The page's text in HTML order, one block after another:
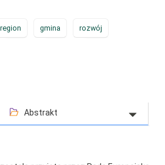
region gmina rozwój
Abstrakt